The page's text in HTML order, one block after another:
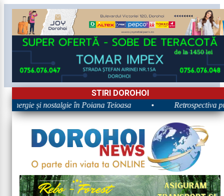
STIRI DOROHOI
și nostalgie în Poiana Teioasa Retrospectiva